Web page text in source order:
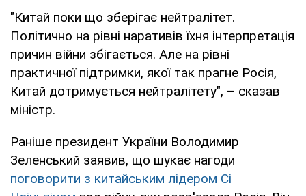
"Китай поки що зберігає нейтралітет.
Політично на рівні наративів їхня інтерпретація
причин війни збігається. Але на рівні
практичної підтримки, якої так прагне Росія,
Китай дотримується нейтралітету", – сказав
міністр.
Раніше президент України Володимир
Зеленський заявив, що шукає нагоди
поговорити з китайським лідером Сі